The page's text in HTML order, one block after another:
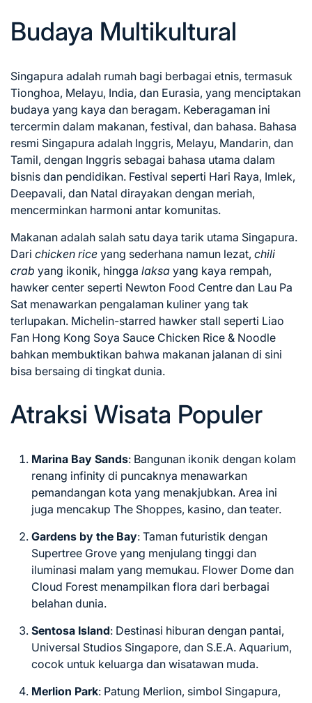
Budaya Multikultural
Singapura adalah rumah bagi berbagai etnis, termasuk
Tionghoa, Melayu, India, dan Eurasia, yang menciptakan
budaya yang kaya dan beragam. Keberagaman ini
tercermin dalam makanan, festival, dan bahasa. Bahasa
resmi Singapura adalah Inggris, Melayu, Mandarin, dan
Tamil, dengan Inggris sebagai bahasa utama dalam
bisnis dan pendidikan. Festival seperti Hari Raya, Imlek,
Deepavali, dan Natal dirayakan dengan meriah,
mencerminkan harmoni antar komunitas.
Makanan adalah salah satu daya tarik utama Singapura.
Dari chicken rice yang sederhana namun lezat, chili
crab yang ikonik, hingga laksa yang kaya rempah,
hawker center seperti Newton Food Centre dan Lau Pa
Sat menawarkan pengalaman kuliner yang tak
terlupakan. Michelin-starred hawker stall seperti Liao
Fan Hong Kong Soya Sauce Chicken Rice & Noodle
bahkan membuktikan bahwa makanan jalanan di sini
bisa bersaing di tingkat dunia.
Atraksi Wisata Populer
Marina Bay Sands: Bangunan ikonik dengan kolam
renang infinity di puncaknya menawarkan
pemandangan kota yang menakjubkan. Area ini
juga mencakup The Shoppes, kasino, dan teater.
Gardens by the Bay: Taman futuristik dengan
Supertree Grove yang menjulang tinggi dan
iluminasi malam yang memukau. Flower Dome dan
Cloud Forest menampilkan flora dari berbagai
belahan dunia.
Sentosa Island: Destinasi hiburan dengan pantai,
Universal Studios Singapore, dan S.E.A. Aquarium,
cocok untuk keluarga dan wisatawan muda.
Merlion Park: Patung Merlion, simbol Singapura,